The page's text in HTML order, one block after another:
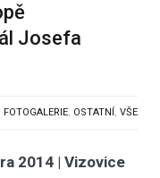
Josefa
FOTOGALERIE, OSTATNÍ , VŠE
2014 | Vizovice